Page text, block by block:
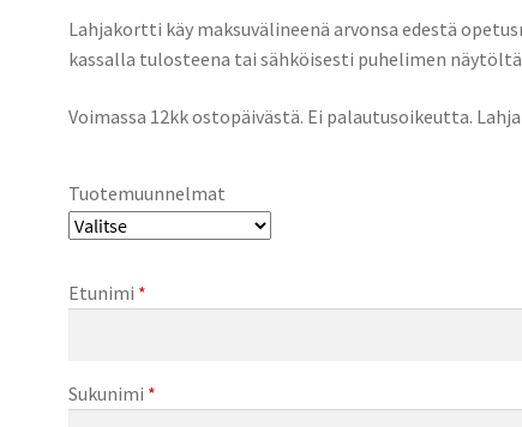
Lahjakortti käy maksuvälineenä arvonsa edestä
kassalla tulosteena tai sähköisesti puhelimen
Voimassa 12kk ostopäivästä. Ei palautusoikeutta.
Tuotemuunnelmat
Etunimi *
Sukunimi *